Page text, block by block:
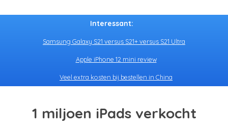
Interessant:
Samsung Galaxy S21 versus S21+ versus S21 Ultra
Apple iPhone 12 mini review
Veel extra kosten bij bestellen in China
1 miljoen iPads verkocht